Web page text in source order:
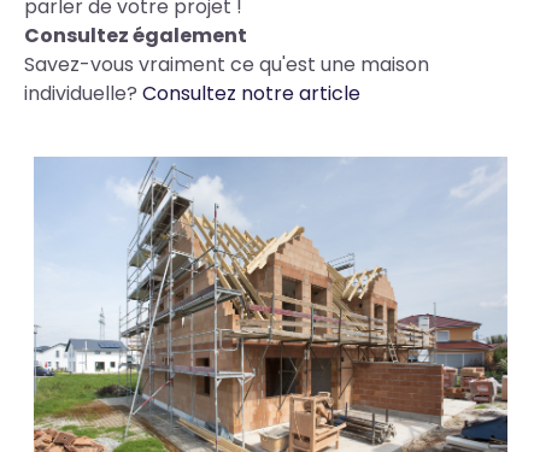
parler de votre projet !
Consultez également
Savez-vous vraiment ce qu'est une maison
individuelle? Consultez notre article